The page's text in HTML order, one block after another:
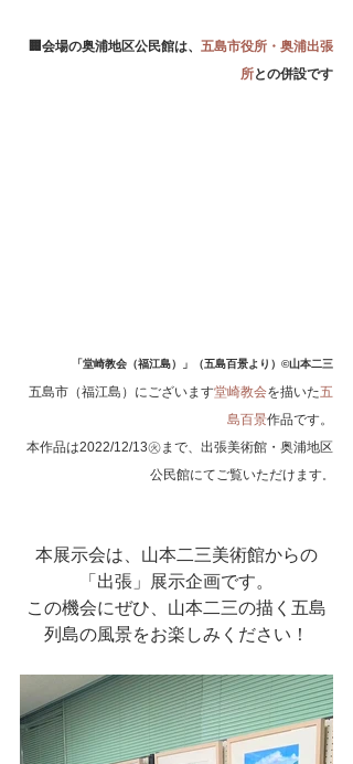
🏢会場の奥浦地区公民館は、 五島市役所・奥浦出張
所との併設です
「堂崎教会（福江島）」（五島百景より）©山本二三
五島市（福江島）にございます堂崎教会を描いた五
島百景作品です。
本作品は2022/12/13㊋まで、出張美術館・奥浦地区
公民館にてご覧いただけます。
本展示会は、山本二三美術館からの
「出張」展示企画です。
この機会にぜひ、山本二三の描く五島
列島の風景をお楽しみください！